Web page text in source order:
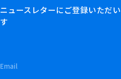
ニュースレターにご登録いただ
す